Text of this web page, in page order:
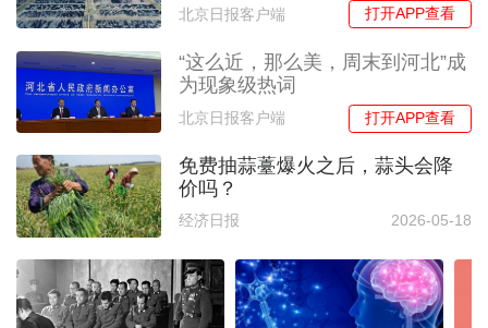
北京日报客户端 打开APP查看
“这么近，那么美，周末到河北”成
为现象级热词
北京日报客户端 打开APP查看
免费抽蒜薹爆火之后，蒜头会降
价吗？
经济日报 2026-05-18